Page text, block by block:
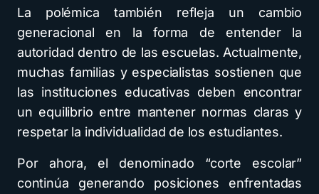
La polémica también refleja un cambio
generacional en la forma de entender la
autoridad dentro de las escuelas. Actualmente,
muchas familias y especialistas sostienen que
las instituciones educativas deben encontrar
un equilibrio entre mantener normas claras y
respetar la individualidad de los estudiantes.
Por ahora, el denominado “corte escolar”
continúa generando posiciones enfrentadas